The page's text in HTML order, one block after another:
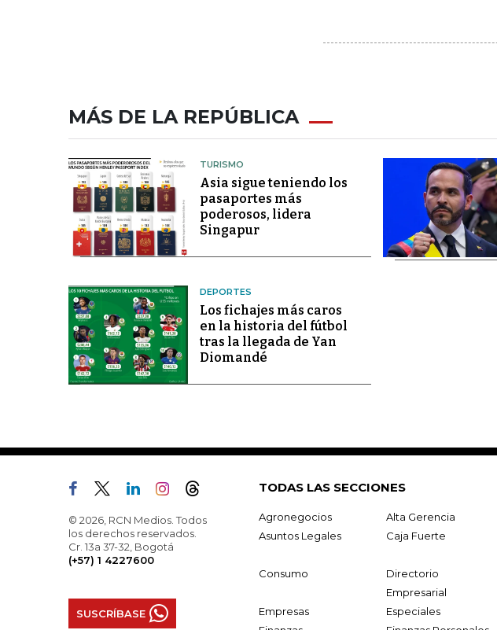
MÁS DE LA REPÚBLICA
TURISMO
Asia sigue teniendo los
pasaportes más
poderosos, lidera
Singapur
DEPORTES
Los fichajes más caros
en la historia del fútbol
tras la llegada de Yan
Diomandé
© 2026, RCN Medios. Todos
los derechos reservados.
Cr. 13a 37-32, Bogotá
(+57) 1 4227600
SUSCRÍBASE
TODAS LAS SECCIONES
Agronegocios Alta Gerencia
Asuntos Legales
Caja Fuerte
Consumo
Directorio
Empresarial
Empresas Especiales